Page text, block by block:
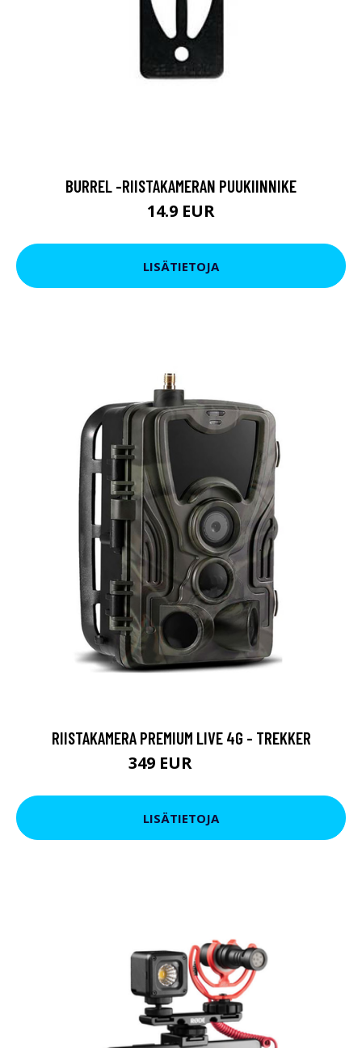
BURREL -RIISTAKAMERAN PUUKIINNIKE
14.9 EUR
LISÄTIETOJA
RIISTAKAMERA PREMIUM LIVE 4G - TREKKER
349 EUR
LISÄTIETOJA